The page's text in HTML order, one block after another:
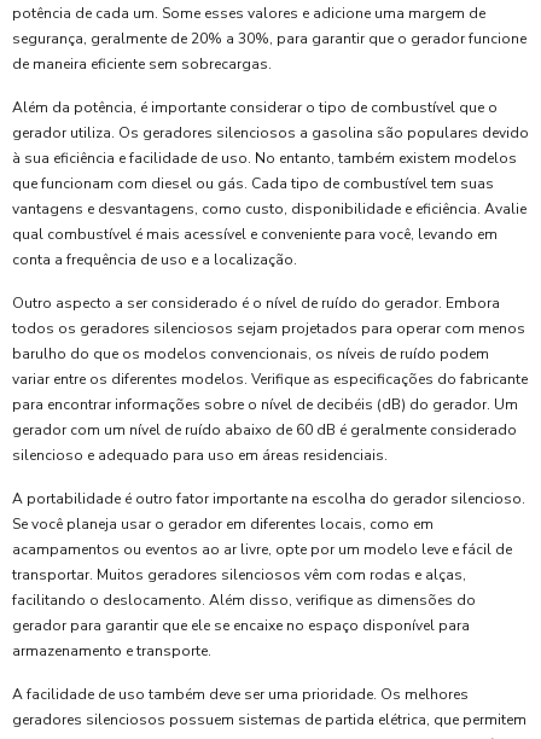
potência de cada um. Some esses valores e adicione uma margem de
segurança, geralmente de 20% a 30%, para garantir que o gerador funcione
de maneira eficiente sem sobrecargas.
Além da potência, é importante considerar o tipo de combustível que o
gerador utiliza. Os geradores silenciosos a gasolina são populares devido
à sua eficiência e facilidade de uso. No entanto, também existem modelos
que funcionam com diesel ou gás. Cada tipo de combustível tem suas
vantagens e desvantagens, como custo, disponibilidade e eficiência. Avalie
qual combustível é mais acessível e conveniente para você, levando em
conta a frequência de uso e a localização.
Outro aspecto a ser considerado é o nível de ruído do gerador. Embora
todos os geradores silenciosos sejam projetados para operar com menos
barulho do que os modelos convencionais, os níveis de ruído podem
variar entre os diferentes modelos. Verifique as especificações do fabricante
para encontrar informações sobre o nível de decibéis (dB) do gerador. Um
gerador com um nível de ruído abaixo de 60 dB é geralmente considerado
silencioso e adequado para uso em áreas residenciais.
A portabilidade é outro fator importante na escolha do gerador silencioso.
Se você planeja usar o gerador em diferentes locais, como em
acampamentos ou eventos ao ar livre, opte por um modelo leve e fácil de
transportar. Muitos geradores silenciosos vêm com rodas e alças,
facilitando o deslocamento. Além disso, verifique as dimensões do
gerador para garantir que ele se encaixe no espaço disponível para
armazenamento e transporte.
A facilidade de uso também deve ser uma prioridade. Os melhores
geradores silenciosos possuem sistemas de partida elétrica, que permitem